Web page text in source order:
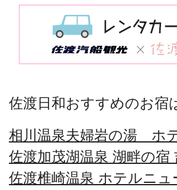
佐渡日和おすすめのお宿
相川温泉夫婦岩の湯 ホ
佐渡加茂湖温泉 湖畔の宿
佐渡椎崎温泉 ホテルニュ